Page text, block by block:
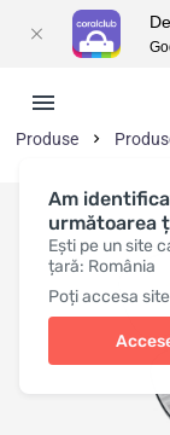
Am
următoarea
Ești pe un site
țară: România
Poți accesa
Produse